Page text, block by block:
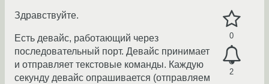
0
2
Здравствуйте.
Есть девайс, работающий через
последовательный порт. Девайс принимает
и отправляет текстовые команды. Каждую
секунду девайс опрашивается (отправляем